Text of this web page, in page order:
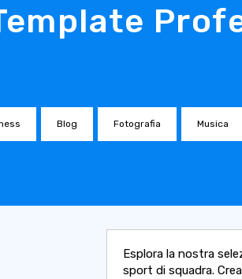
Blog Fotografia Musica
Esplora la nostra
sport di squadra.